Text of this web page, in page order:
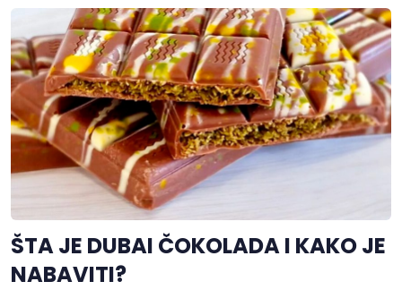
ŠTA JE DUBAI ČOKOLADA I KAKO JE
NABAVITI?